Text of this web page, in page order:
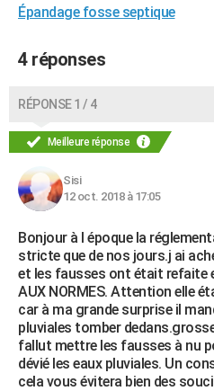
Épandage fosse septique
4 réponses
RÉPONSE 1 / 4
Meilleure réponse
Sisi
12 oct. 2018 à 17:05
Bonjour à l époque la
stricte que de nos jours.j ai
et les fausses ont était refaite
AUX NORMES. Attention elle
car à ma grande surprise il
pluviales tomber
fallut mettre les fausses à nu
dévié les eaux pluviales. Un
cela vous évitera bien des